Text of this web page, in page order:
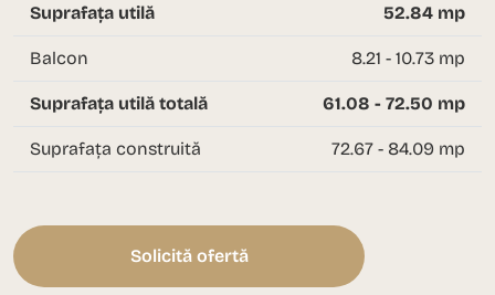
Suprafața utilă 52.84 mp
Balcon 8.21 - 10.73 mp
Suprafața utilă totală 61.08 - 72.50 mp
Suprafața construită 72.67 - 84.09 mp
Solicită ofertă